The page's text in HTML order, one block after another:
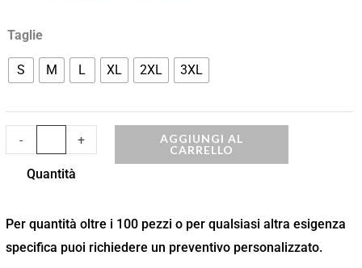
Taglie
S M L XL 2XL 3XL
- +
AGGIUNGI AL
CARRELLO
Quantità
Per quantità oltre i 100 pezzi o per qualsiasi altra esigenza
specifica puoi richiedere un preventivo personalizzato.